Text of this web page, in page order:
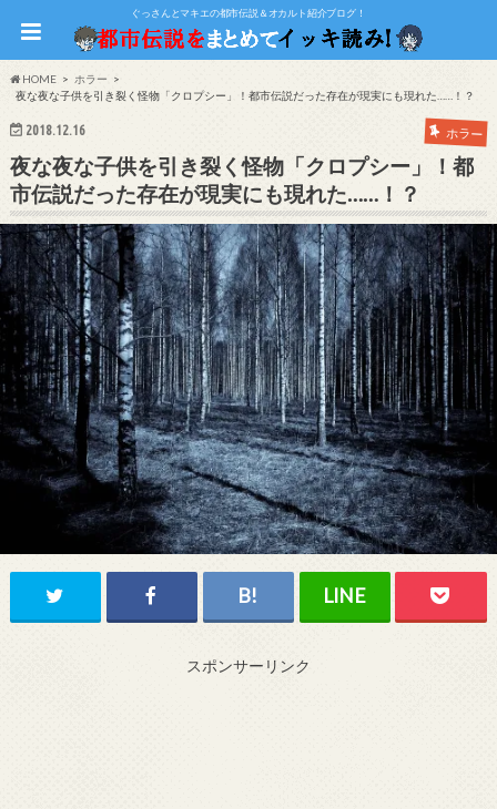
ぐっさんとマキエの都市伝説＆オカルト紹介ブログ！
HOME
ホラー
夜な夜な子供を引き裂く怪物「クロプシー」！都市伝説だった存在が現実にも現れた……！？
2018.12.16 ホラー
夜な夜な子供を引き裂く怪物「クロプシー」！都
市伝説だった存在が現実にも現れた……！？
スポンサーリンク